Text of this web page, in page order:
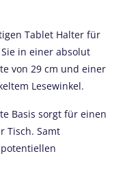
Tablet Halter für
in einer absolut
von 29 cm und einer
Lesewinkel.
Basis sorgt für einen
Tisch. Samt